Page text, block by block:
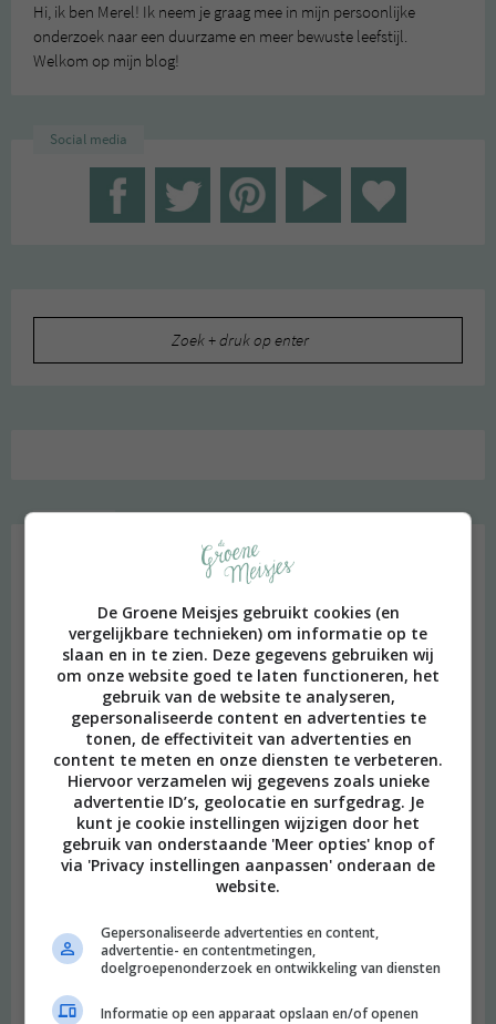
Hi, ik ben Merel! Ik neem je graag mee in mijn persoonlijke
onderzoek naar een duurzame en meer bewuste leefstijl.
Welkom op mijn blog!
Social media
Heimwee
De Groene Meisjes gebruikt cookies (en
vergelijkbare technieken) om informatie op te
slaan en in te zien. Deze gegevens gebruiken wij
om onze website goed te laten functioneren, het
gebruik van de website te analyseren,
gepersonaliseerde content en advertenties te
tonen, de effectiviteit van advertenties en
content te meten en onze diensten te verbeteren.
Hiervoor verzamelen wij gegevens zoals unieke
advertentie ID’s, geolocatie en surfgedrag. Je
kunt je cookie instellingen wijzigen door het
gebruik van onderstaande 'Meer opties' knop of
via 'Privacy instellingen aanpassen' onderaan de
website.
Gepersonaliseerde advertenties en content,
advertentie- en contentmetingen,
doelgroepenonderzoek en ontwikkeling van diensten
Informatie op een apparaat opslaan en/of openen